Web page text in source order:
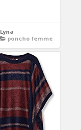
Lyna
poncho femme